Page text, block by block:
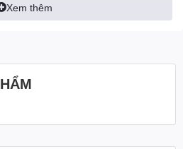
giải cao: Sử dụng diode quang
Xem thêm